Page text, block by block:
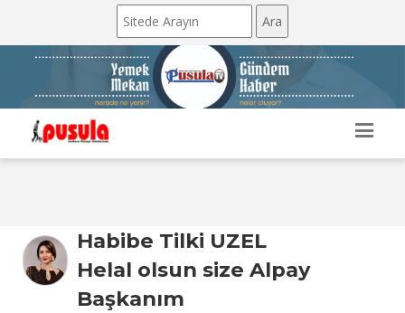
Habibe Tilki UZEL
Helal olsun size Alpay
Başkanım